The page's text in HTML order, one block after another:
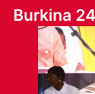
Burkina